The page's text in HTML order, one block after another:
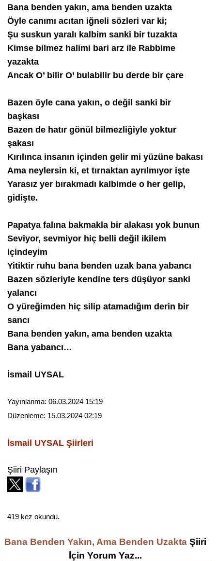
Bana benden yakın, ama benden uzakta
Öyle canımı acıtan iğneli sözleri var ki;
Şu suskun yaralı kalbim sanki bir tuzakta
Kimse bilmez halimi bari arz ile Rabbime
yazakta
Ancak O’ bilir O’ bulabilir bu derde bir çare
Bazen öyle cana yakın, o değil sanki bir
başkası
Bazen de hatır gönül bilmezliğiyle yoktur
şakası
Kırılınca insanın içinden gelir mi yüzüne bakası
Ama neylersin ki, et tırnaktan ayrılmıyor işte
Yarasız yer bırakmadı kalbimde o her gelip,
gidişte.
Papatya falına bakmakla bir alakası yok bunun
Seviyor, sevmiyor hiç belli değil ikilem
içindeyim
Yitiktir ruhu bana benden uzak bana yabancı
Bazen sözleriyle kendine ters düşüyor sanki
yalancı
O yüreğimden hiç silip atamadığım derin bir
sancı
Bana benden yakın, ama benden uzakta
Bana yabancı…
İsmail UYSAL
Yayınlanma: 06.03.2024 15:19
Düzenleme: 15.03.2024 02:19
İsmail UYSAL Şiirleri
Şiiri Paylaşın
419 kez okundu.
Bana Benden Yakın, Ama Benden UzaktaŞiiri
İçin Yorum Yaz...